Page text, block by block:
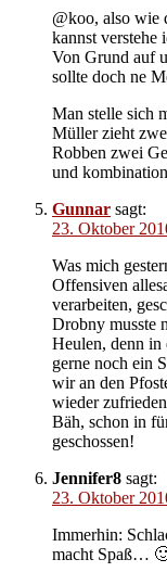
@koo, also wie
kannst verstehe
Von Grund auf
sollte doch ne
Man stelle sich
Müller zieht
Robben zwei
und
Gunnar sagt:
23. Oktober
Was mich
Offensiven
verarbeiten,
Drobny musste
Heulen, denn in
gerne noch ein
wir an den
wieder
Bäh, schon in
geschossen!
Jennifer8 sagt:
23. Oktober
Immerhin:
macht Spaß…